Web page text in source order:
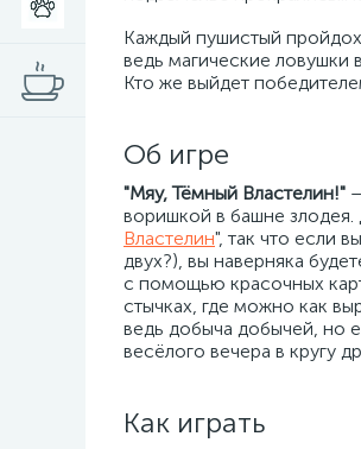
Каждый пушистый
ведь магические ловушки
Кто же выйдет
Об игре
"Мяу, Тёмный Властелин!"
воришкой в башне
Властелин", так что если
двух?), вы наверняка
с помощью красочных
стычках, где можно как
ведь добыча добычей, но
весёлого вечера в кругу
Как играть